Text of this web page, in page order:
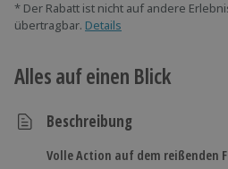
* Der Rabatt ist nicht auf andere
übertragbar. Details
Alles auf einen Blick
Beschreibung
Volle Action auf dem reißenden